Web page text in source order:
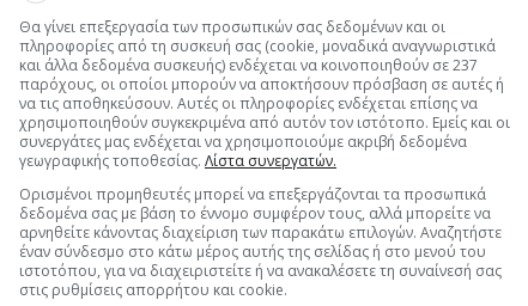
Θα γίνει επεξεργασία των προσωπικών σας δεδομένων και οι
πληροφορίες από τη συσκευή σας (cookie, μοναδικά αναγνωριστικά
και άλλα δεδομένα συσκευής) ενδέχεται να κοινοποιηθούν σε 237
παρόχους, οι οποίοι μπορούν να αποκτήσουν πρόσβαση σε αυτές ή
να τις αποθηκεύσουν. Αυτές οι πληροφορίες ενδέχεται επίσης να
χρησιμοποιηθούν συγκεκριμένα από αυτόν τον ιστότοπο. Εμείς και οι
συνεργάτες μας ενδέχεται να χρησιμοποιούμε ακριβή δεδομένα
γεωγραφικής τοποθεσίας. Λίστα συνεργατών.
Ορισμένοι προμηθευτές μπορεί να επεξεργάζονται τα προσωπικά
δεδομένα σας με βάση το έννομο συμφέρον τους, αλλά μπορείτε να
αρνηθείτε κάνοντας διαχείριση των παρακάτω επιλογών. Αναζητήστε
έναν σύνδεσμο στο κάτω μέρος αυτής της σελίδας ή στο μενού του
ιστοτόπου, για να διαχειριστείτε ή να ανακαλέσετε τη συναίνεσή σας
στις ρυθμίσεις απορρήτου και cookie.